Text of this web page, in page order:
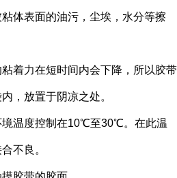
体表面的油污，尘埃，水分等擦
着力在短时间内会下降，所以胶带
，放置于阴凉之处。
境温度控制在10℃至30℃。在此温
不良。